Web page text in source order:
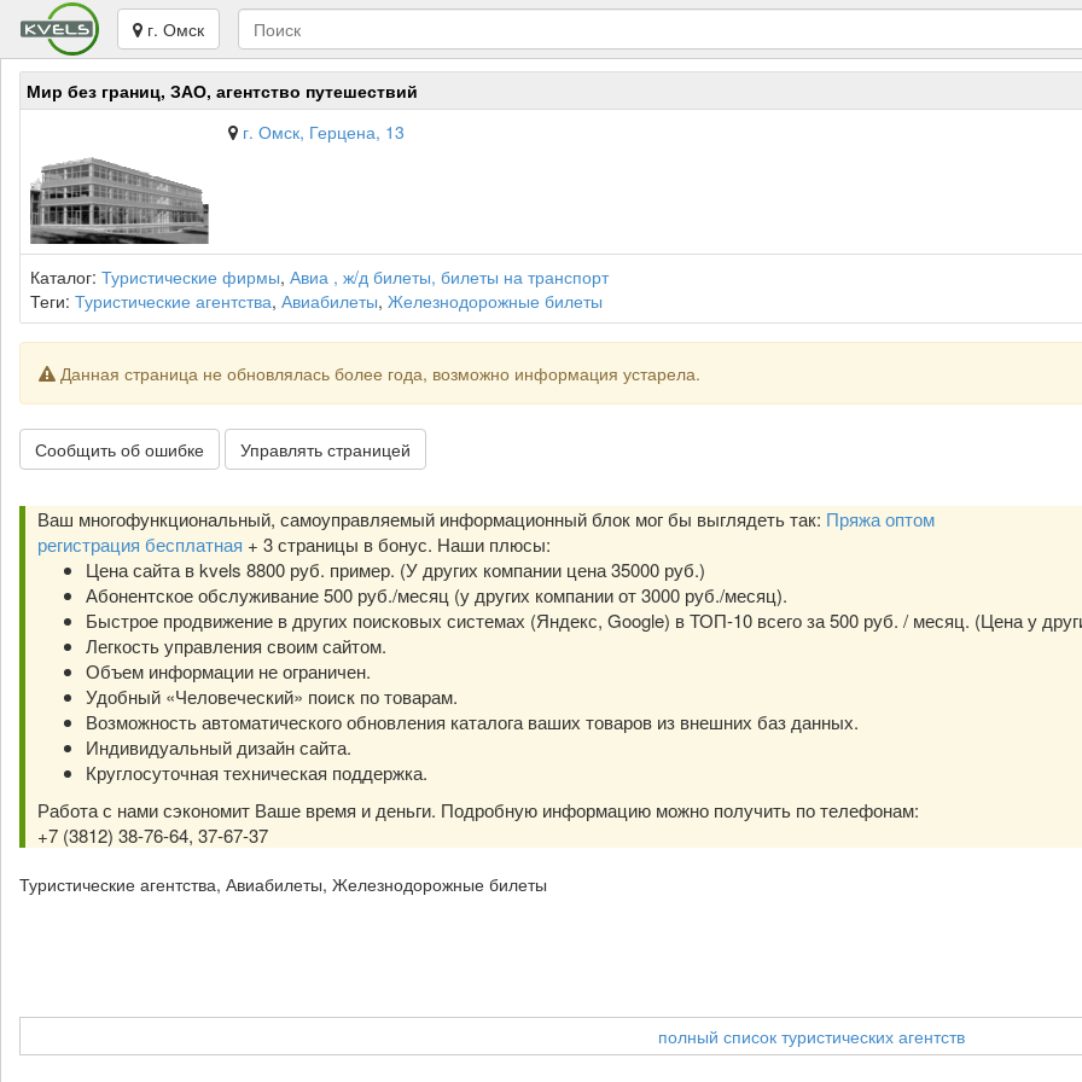
г. Омск
Мир без границ, ЗАО, агентство путешествий
г. Омск, Герцена, 13
Каталог: Туристические фирмы, Авиа , ж/д билеты, билеты на транспорт
Теги: Туристические агентства, Авиабилеты, Железнодорожные билеты
Данная страница не обновлялась более года, возможно информация устарела.
Сообщить об ошибке Управлять страницей
Ваш многофункциональный, самоуправляемый информационный блок мог бы выглядеть так: Пряжа оптом
регистрация бесплатная + 3 страницы в бонус. Наши плюсы:
Цена сайта в kvels 8800 руб. пример. (У других компании цена 35000 руб.)
Абонентское обслуживание 500 руб./месяц (у других компании от 3000 руб./месяц).
Быстрое продвижение в других поисковых системах (Яндекс, Google) в ТОП-10 всего за 500 руб. / месяц. (Цена у
Легкость управления своим сайтом.
Объем информации не ограничен.
Удобный «Человеческий» поиск по товарам.
Возможность автоматического обновления каталога ваших товаров из внешних баз данных.
Индивидуальный дизайн сайта.
Круглосуточная техническая поддержка.
Работа с нами сэкономит Ваше время и деньги. Подробную информацию можно получить по телефонам:
+7 (3812) 38-76-64, 37-67-37
Туристические агентства, Авиабилеты, Железнодорожные билеты
полный список туристических агентств